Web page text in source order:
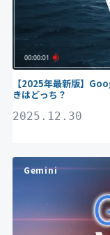
【2025年最新版】
きはどっち？
2025.12.30
Gemini